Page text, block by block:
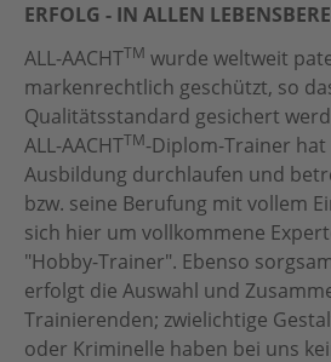
ERFOLG - IN ALLEN
ALL-AACHTTM wurde weltweit
markenrechtlich geschützt, so
Qualitätsstandard gesichert
ALL-AACHTTM-Diplom-Trainer
Ausbildung durchlaufen und
bzw. seine Berufung mit vollem
sich hier um vollkommene
"Hobby-Trainer". Ebenso
erfolgt die Auswahl und
Trainierenden; zwielichtige
oder Kriminelle haben bei uns